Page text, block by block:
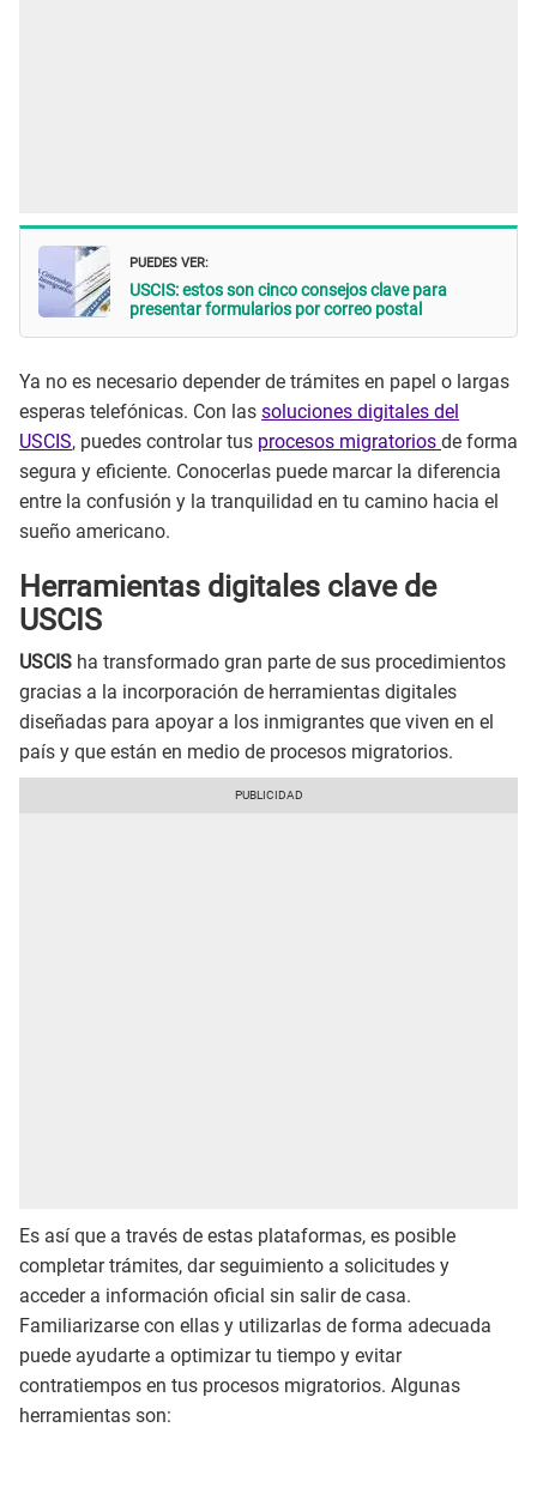
PUEDES VER:
USCIS: estos son cinco consejos clave para
presentar formularios por correo postal
Ya no es necesario depender de trámites en papel o largas
esperas telefónicas. Con las soluciones digitales del
USCIS, puedes controlar tus procesos migratorios de forma
segura y eficiente. Conocerlas puede marcar la diferencia
entre la confusión y la tranquilidad en tu camino hacia el
sueño americano.
Herramientas digitales clave de
USCIS
USCIS ha transformado gran parte de sus procedimientos
gracias a la incorporación de herramientas digitales
diseñadas para apoyar a los inmigrantes que viven en el
país y que están en medio de procesos migratorios.
Es así que a través de estas plataformas, es posible
completar trámites, dar seguimiento a solicitudes y
acceder a información oficial sin salir de casa.
Familiarizarse con ellas y utilizarlas de forma adecuada
puede ayudarte a optimizar tu tiempo y evitar
contratiempos en tus procesos migratorios. Algunas
herramientas son: